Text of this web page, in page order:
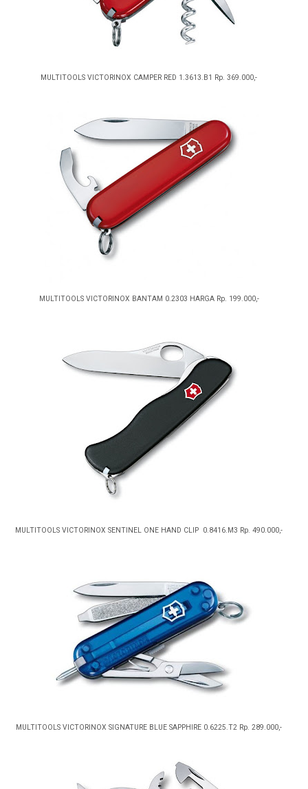
MULTITOOLS VICTORINOX CAMPER RED 1.3613.B1 Rp. 369.000,-
MULTITOOLS VICTORINOX BANTAM 0.2303 HARGA Rp. 199.000,-
MULTITOOLS VICTORINOX SENTINEL ONE HAND CLIP 0.8416.M3 Rp. 490.000,-
MULTITOOLS VICTORINOX SIGNATURE BLUE SAPPHIRE 0.6225.T2 Rp. 289.000,-